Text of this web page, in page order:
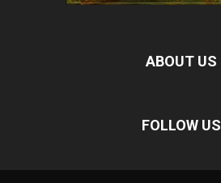
ABOUT US
FOLLOW US